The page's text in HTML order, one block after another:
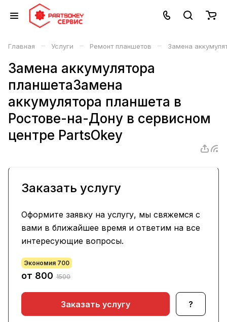
Главная – Услуги – Ремонт планшетов – Замена
Замена аккумулятора
планшетаЗамена
аккумулятора планшета в
Ростове-на-Дону в сервисном
центре PartsOkey
Заказать услугу
Оформите заявку на услугу, мы свяжемся с
вами в ближайшее время и ответим на все
интересующие вопросы.
Экономия 700
от 800 1500
Заказать услугу ?